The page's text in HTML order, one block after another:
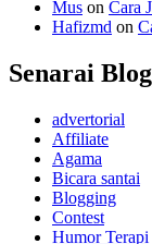
Mus on Cara
Hafizmd on
Senarai
advertorial
Affiliate
Agama
Bicara santai
Blogging
Contest
Humor Terapi